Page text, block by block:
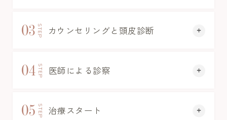
03 STEP カウンセリングと頭皮診断
04 STEP 医師による診察
05 STEP 治療スタート